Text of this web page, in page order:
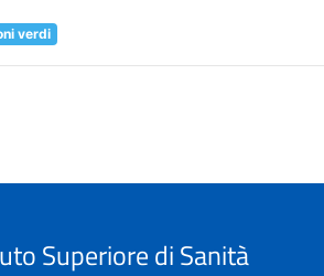
verdi
Superiore di Sanità